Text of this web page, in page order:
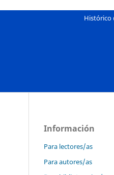
Histórico
Información
Para lectores/as
Para autores/as